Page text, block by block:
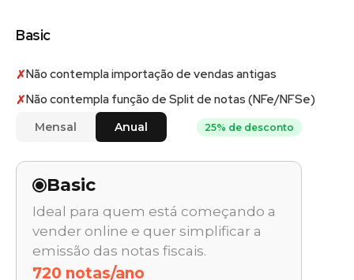
Basic
✗Não contempla importação de vendas antigas
✗Não contempla função de Split de notas (NFe/NFSe)
Mensal Anual 25% de desconto
Basic
Ideal para quem está começando a
vender online e quer simplificar a
emissão das notas fiscais.
720 notas/ano